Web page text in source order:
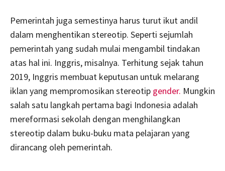
Pemerintah juga semestinya harus turut ikut andil
dalam menghentikan stereotip. Seperti sejumlah
pemerintah yang sudah mulai mengambil tindakan
atas hal ini. Inggris, misalnya. Terhitung sejak tahun
2019, Inggris membuat keputusan untuk melarang
iklan yang mempromosikan stereotip gender. Mungkin
salah satu langkah pertama bagi Indonesia adalah
mereformasi sekolah dengan menghilangkan
stereotip dalam buku-buku mata pelajaran yang
dirancang oleh pemerintah.